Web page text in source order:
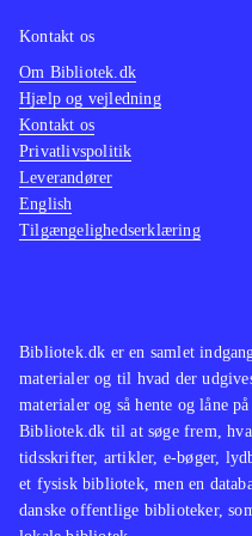
optages og uploades
Online .
I forhold til
dance findes noget
dance (wii) og i
(xbox 360), men
andre, der indeholder
30 populære
dog være
kræver Singstar-
Playstation Move-
Playstation Eye-
Bibliotek.dk er en samlet
materialer og til hvad der
materialer og så hente og låne
Bibliotek.dk til at søge frem,
tidsskrifter, artikler, e-bøger,
et fysisk bibliotek, men en
danske offentlige biblioteker,
Kontakt os
Om Bibliotek.dk
Hjælp og vejledning
Kontakt os
Privatlivspolitik
Leverandører
English
Tilgængelighedserklæring